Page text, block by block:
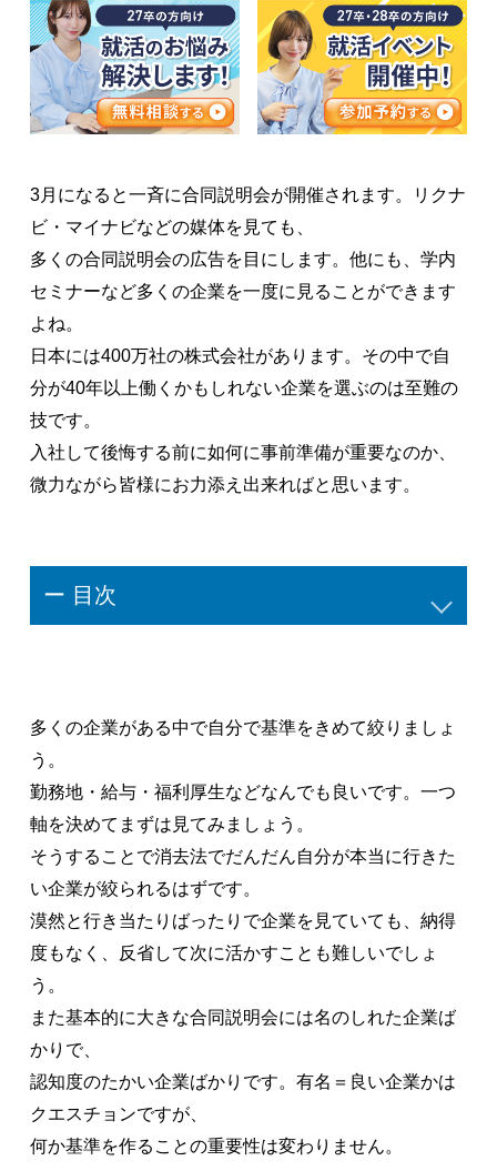
3月になると一斉に合同説明会が開催されます。リクナ
ビ・マイナビなどの媒体を見ても、
多くの合同説明会の広告を目にします。他にも、学内
セミナーなど多くの企業を一度に見ることができます
よね。
日本には400万社の株式会社があります。その中で自
分が40年以上働くかもしれない企業を選ぶのは至難の
技です。
入社して後悔する前に如何に事前準備が重要なのか、
微力ながら皆様にお力添え出来ればと思います。
ー 目次
多くの企業がある中で自分で基準をきめて絞りましょ
う。
勤務地・給与・福利厚生などなんでも良いです。一つ
軸を決めてまずは見てみましょう。
そうすることで消去法でだんだん自分が本当に行きた
い企業が絞られるはずです。
漠然と行き当たりばったりで企業を見ていても、納得
度もなく、反省して次に活かすことも難しいでしょ
う。
また基本的に大きな合同説明会には名のしれた企業ば
かりで、
認知度のたかい企業ばかりです。有名＝良い企業かは
クエスチョンですが、
何か基準を作ることの重要性は変わりません。